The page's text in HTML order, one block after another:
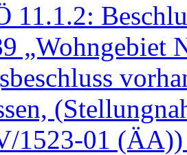
11.1.2:
„Wohngebiet
1523-01